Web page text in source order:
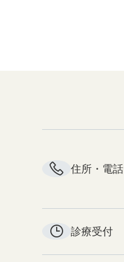
住所・電話
診療受付